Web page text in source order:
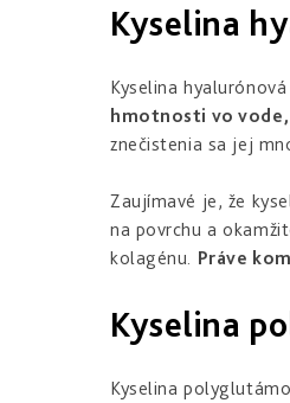
Kyselina
Kyselina
hmotnosti vo vode,
znečistenia sa jej
Zaujímavé je, že
na povrchu a
kolagénu. Práve
Kyselina
Kyselina